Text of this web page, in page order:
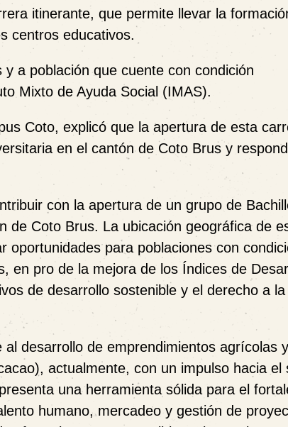
itinerante, que permite llevar la
centros educativos.
a población que cuente con condición
Mixto de Ayuda Social (IMAS).
Coto, explicó que la apertura de esta
en el cantón de Coto Brus y
con la apertura de un grupo de
de Coto Brus. La ubicación geográfica de
oportunidades para poblaciones con
en pro de la mejora de los Índices de
de desarrollo sostenible y el derecho a la
desarrollo de emprendimientos agrícolas
actualmente, con un impulso hacia el
una herramienta sólida para el
humano, mercadeo y gestión de